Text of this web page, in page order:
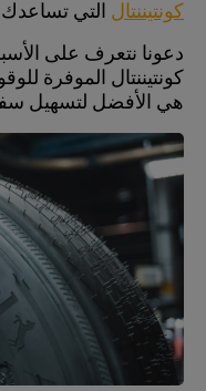
كونتيننتال التي
دعونا نتعرف على
كونتيننتال الموفرة
هي الأفضل لتسهيل